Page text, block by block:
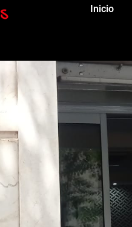
Inicio